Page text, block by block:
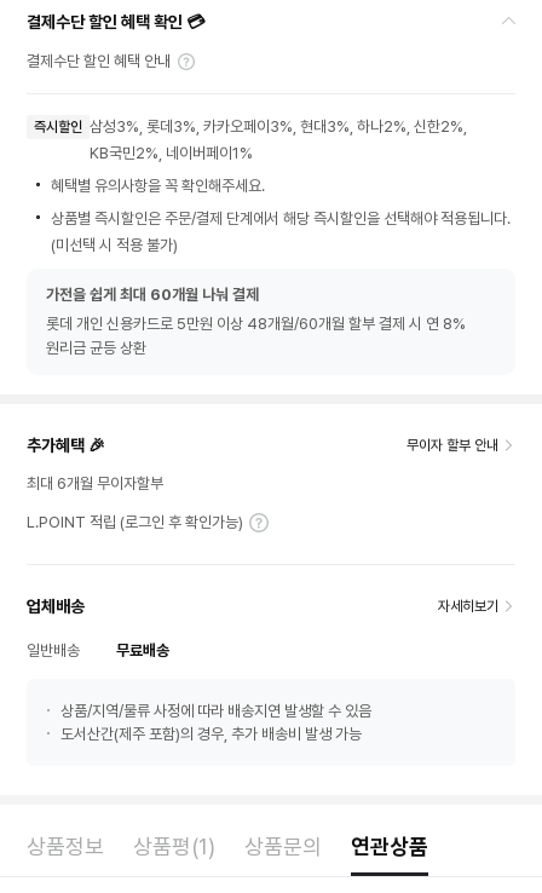
결제수단 할인 혜택 확인 💳
결제수단 할인 혜택 안내
즉시할인 삼성3%, 롯데3%, 카카오페이3%, 현대3%, 하나2%, 신한2%,
KB국민2%, 네이버페이1%
혜택별 유의사항을 꼭 확인해주세요.
상품별 즉시할인은 주문/결제 단계에서 해당 즉시할인을 선택해야 적용됩니다.
(미선택 시 적용 불가)
가전을 쉽게 최대 60개월 나눠 결제
롯데 개인 신용카드로 5만원 이상 48개월/60개월 할부 결제 시 연 8%
원리금 균등 상환
추가혜택 🎉 무이자 할부 안내
최대 6개월 무이자할부
L.POINT 적립 (로그인 후 확인가능)
업체배송 자세히보기
일반배송 무료배송
상품/지역/물류 사정에 따라 배송지연 발생할 수 있음
도서산간(제주 포함)의 경우, 추가 배송비 발생 가능
상품정보 상품평(1) 상품문의 연관상품